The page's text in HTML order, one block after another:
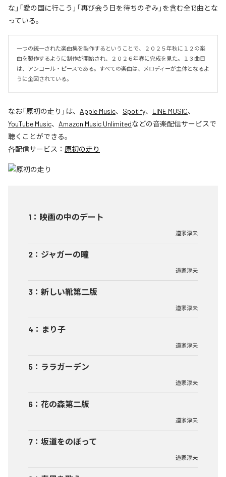
な」「愛の国に行こう」「再び会う日を待ちのぞみ」を含む全13曲とな
っている。
一つの統一された楽曲集を製作するということで、２０２５年秋に１２の楽
曲を製作するように制作が開始され、２０２６年春に完成を見た。１３曲目
は、アンコール・ピースである。すべての楽曲は、メロディーが主体となるよ
うに企図されている。
なお「原初の走り 」は、 Apple Music、 Spotify、 LINE MUSIC、
YouTube Music、 Amazon Music Unlimitedなどの音楽配信サービスで
聴くことができる。
各配信サービス： 原初の走り
1 ： 映画の中のデート
道家淳夫
2 ： ジャガーの瞳
道家淳夫
3 ： 新しい靴第二版
道家淳夫
4 ： まり子
道家淳夫
5 ： ララガーデン
道家淳夫
6 ： 花の森第二版
道家淳夫
7 ： 坂道をのぼって
道家淳夫